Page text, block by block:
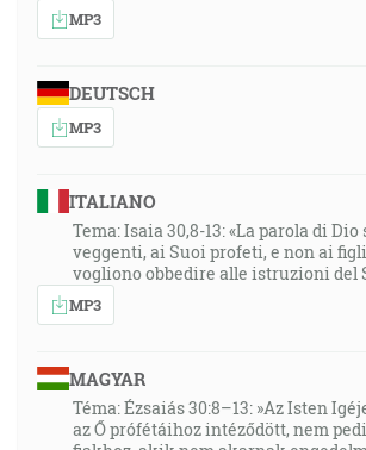
MP3
DEUTSCH
MP3
ITALIANO
Tema: Isaia 30,8-13: «La parola di
veggenti, ai Suoi profeti, e non ai
vogliono obbedire alle istruzioni del
MP3
MAGYAR
Téma: Ézsaiás 30:8–13: »Az Isten
az Ő prófétáihoz intéződött, nem